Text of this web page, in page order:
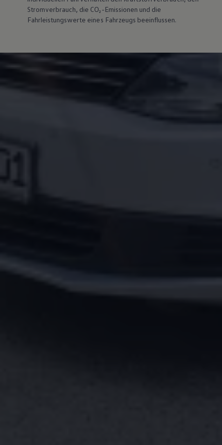
Magazin
Lifestyle
Transport
Volkswagen R
Pannen- und Unfallhilfe
Volkswagen Kundenbetreuung
Stromverbrauch, die CO₂-Emissionen und die
Fahrleistungswerte eines Fahrzeugs beeinflussen.